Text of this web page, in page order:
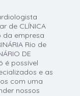
de CLÍNICA
da empresa
Rio de
DE
é possível
e as
com uma
nossos